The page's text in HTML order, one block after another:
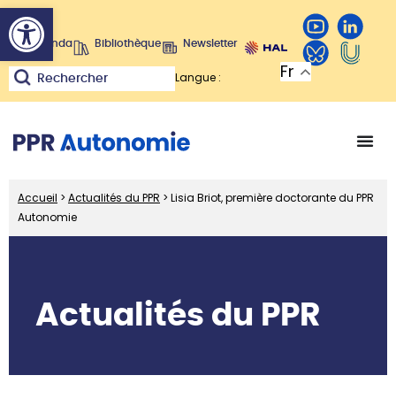
Ouvrir la barre d’outils
Agenda Bibliothèque Newsletter
Rechercher Langue : Fr
Accueil > Actualités du PPR > Lisia Briot, première doctorante du PPR
Autonomie
Actualités du PPR